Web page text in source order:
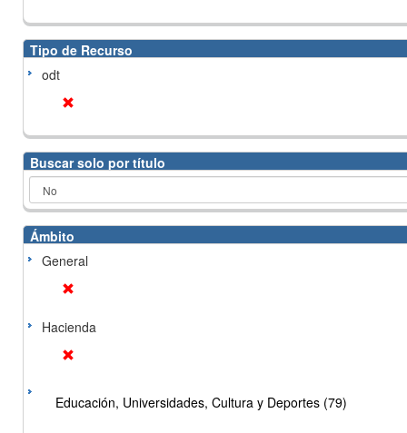
Tipo de Recurso
odt
Buscar solo por título
Ámbito
General
Hacienda
Educación, Universidades, Cultura y Deportes (79)